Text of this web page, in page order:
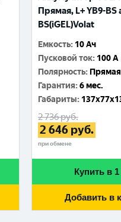
Прямая, L+ YB9-BS
BS(iGEL)Volat
Емкость: 10 Ач
Пусковой ток: 100 A
Полярность:
Гарантия:6 мес.
Габариты:
2 736руб.
2 646 руб.
при обмене
Купить в
Добавить в